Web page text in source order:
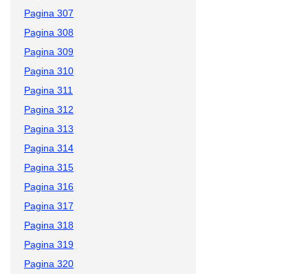
Pagina 307
Pagina 308
Pagina 309
Pagina 310
Pagina 311
Pagina 312
Pagina 313
Pagina 314
Pagina 315
Pagina 316
Pagina 317
Pagina 318
Pagina 319
Pagina 320